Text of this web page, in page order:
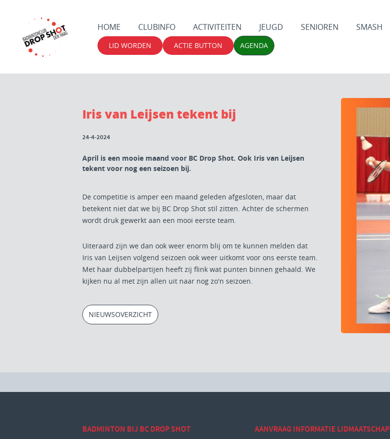
HOME CLUBINFO ACTIVITEITEN JEUGD SENIOREN SMASH
LID WORDEN ACTIE BUTTON AGENDA
Iris van Leijsen tekent bij
24-4-2024
April is een mooie maand voor BC Drop Shot. Ook Iris van Leijsen
tekent voor nog een seizoen bij.
De competitie is amper een maand geleden afgesloten, maar dat
betekent niet dat we bij BC Drop Shot stil zitten. Achter de schermen
wordt druk gewerkt aan een mooi eerste team.
Uiteraard zijn we dan ook weer enorm blij om te kunnen melden dat
Iris van Leijsen volgend seizoen ook weer uitkomt voor ons eerste team.
Met haar dubbelpartijen heeft zij flink wat punten binnen gehaald. We
kijken nu al met zijn allen uit naar nog zo'n seizoen.
NIEUWSOVERZICHT
BADMINTON BIJ BC DROP SHOT AANVRAAG INFORMATIE LIDMAATSCHAP